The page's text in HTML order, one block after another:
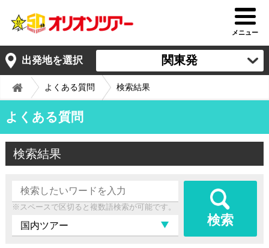
メニュー
出発地を選択 関東発
よくある質問 検索結果
よくある質問
検索結果
※スペースで区切ると複数語検索が可能です。
検索